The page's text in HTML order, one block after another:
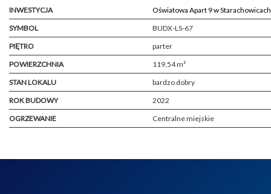
INWESTYCJA
Oświatowa Apart 9 w Starachowicach
SYMBOL
BUDX-LS-67
PIĘTRO
parter
POWIERZCHNIA
119,54 m²
STAN LOKALU
bardzo dobry
ROK BUDOWY
2022
OGRZEWANIE
Centralne miejskie